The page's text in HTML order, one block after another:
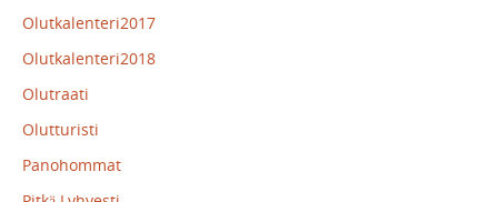
Olutkalenteri2017
Olutkalenteri2018
Olutraati
Olutturisti
Panohommat